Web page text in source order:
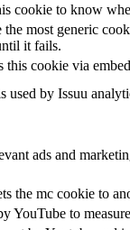
cookie to know
the most generic
it fails.
this cookie via
used by Issuu
ads and
the mc cookie to
YouTube to